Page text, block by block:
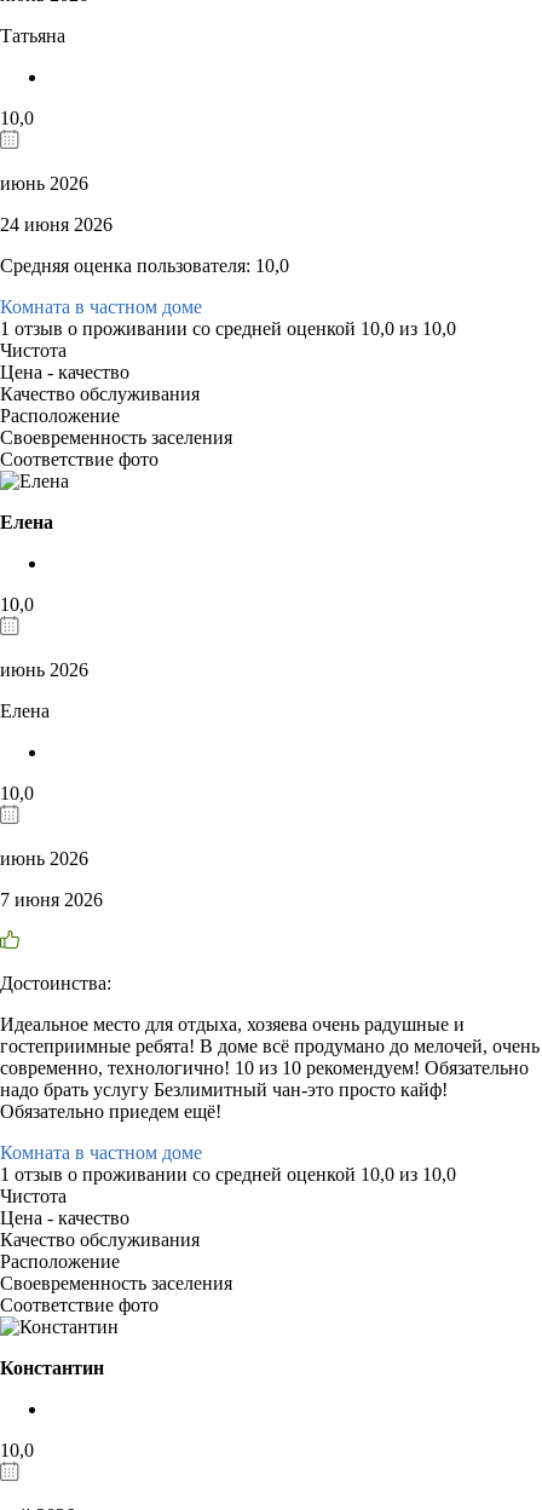
Татьяна
10,0
июнь 2026
24 июня 2026
Средняя оценка пользователя: 10,0
Комната в частном доме
1 отзыв о проживании со средней оценкой 10,0 из 10,0
Чистота
Цена - качество
Качество обслуживания
Расположение
Своевременность заселения
Соответствие фото
Елена
10,0
июнь 2026
Елена
10,0
июнь 2026
7 июня 2026
Достоинства:
Идеальное место для отдыха, хозяева очень радушные и
гостеприимные ребята! В доме всё продумано до мелочей, очень
современно, технологично! 10 из 10 рекомендуем! Обязательно
надо брать услугу Безлимитный чан-это просто кайф!
Обязательно приедем ещё!
Комната в частном доме
1 отзыв о проживании со средней оценкой 10,0 из 10,0
Чистота
Цена - качество
Качество обслуживания
Расположение
Своевременность заселения
Соответствие фото
Константин
10,0